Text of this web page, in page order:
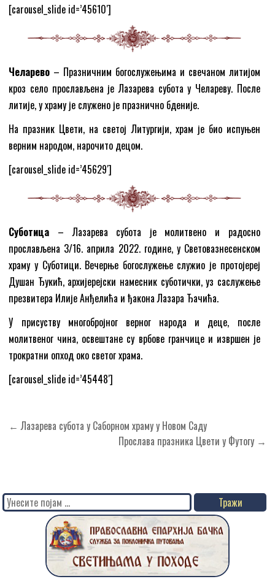
[carousel_slide id=’45610′]
Челарево – Празничним богослужењима и свечаном литијом
кроз село прослављена је Лазарева субота у Челареву. После
литије, у храму је служено је празнично бденије.
На празник Цвети, на светој Литургији, храм је био испуњен
верним народом, нарочито децом.
[carousel_slide id=’45629′]
Суботица – Лазарева субота је молитвено и радосно
прослављена 3/16. априла 2022. године, у Световазнесенском
храму у Суботици. Вечерње богослужење служио је протојереј
Душан Ђукић, архијерејски намесник суботички, уз саслужење
презвитера Илије Анђелића и ђакона Лазара Ђачића.
У присуству многобројног верног народа и деце, после
молитвеног чина, освештане су врбове гранчице и извршен је
трократни опход око светог храма.
[carousel_slide id=’45448′]
Кретање
← Лазарева субота у Саборном храму у Новом Саду
Прослава празника Цвети у Футогу →
Search
for: